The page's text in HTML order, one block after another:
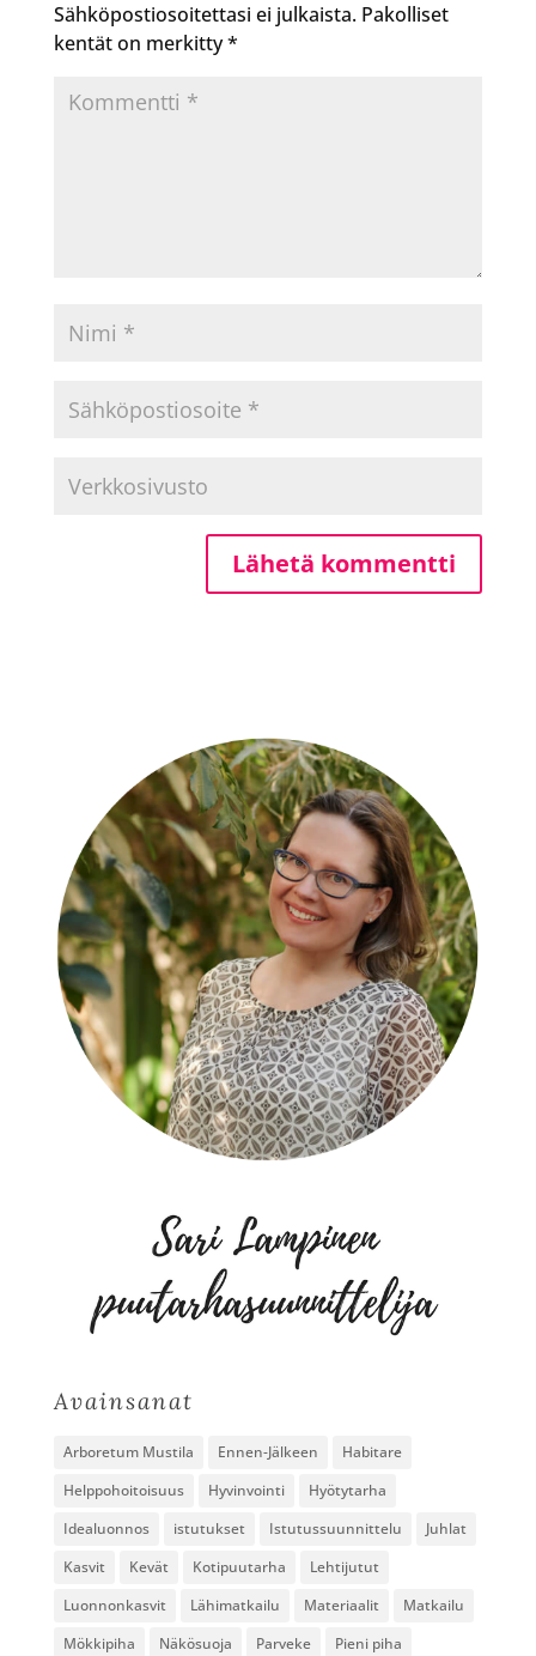
Sähköpostiosoitettasi ei julkaista. Pakolliset
kentät on merkitty*
Avainsanat
Arboretum Mustila Ennen-Jälkeen
Habitare
Helppohoitoisuus
Hyvinvointi
Hyötytarha
Idealuonnos
istutukset Istutussuunnittelu
Juhlat
Kasvit
Kevät Kotipuutarha
Lehtijutut
Luonnonkasvit
Lähimatkailu Materiaalit
Matkailu
Mökkipiha
Näkösuoja Parveke
Pieni piha